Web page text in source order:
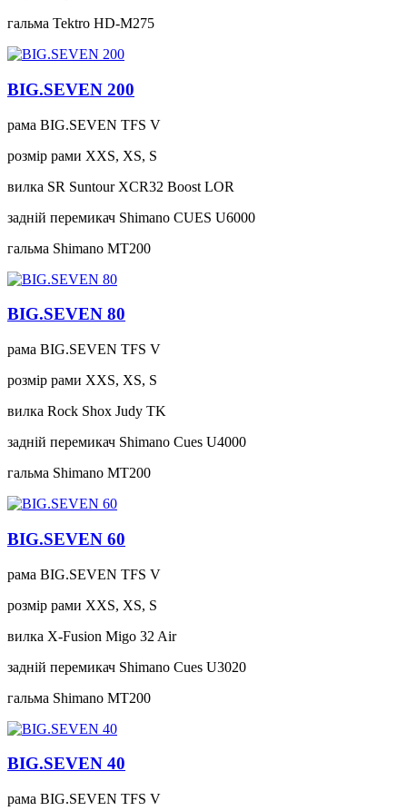
гальма Tektro HD-M275
BIG.SEVEN 200
рама BIG.SEVEN TFS V
розмір рами XXS, XS, S
вилка SR Suntour XCR32 Boost LOR
задній перемикач Shimano CUES U6000
гальма Shimano MT200
BIG.SEVEN 80
рама BIG.SEVEN TFS V
розмір рами XXS, XS, S
вилка Rock Shox Judy TK
задній перемикач Shimano Cues U4000
гальма Shimano MT200
BIG.SEVEN 60
рама BIG.SEVEN TFS V
розмір рами XXS, XS, S
вилка X-Fusion Migo 32 Air
задній перемикач Shimano Cues U3020
гальма Shimano MT200
BIG.SEVEN 40
рама BIG.SEVEN TFS V